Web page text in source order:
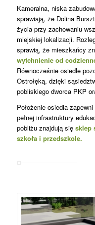
Kameralna, niska
sprawiają, że Dolina
życia przy zachowaniu
miejskiej lokalizacji.
sprawią, że mieszkańcy
wytchnienie od
Równocześnie osiedle
Ostrołęką, dzięki
pobliskiego dworca PKP
Położenie osiedla
pełnej infrastruktury
pobliżu znajdują się sklep
szkoła i przedszkole.